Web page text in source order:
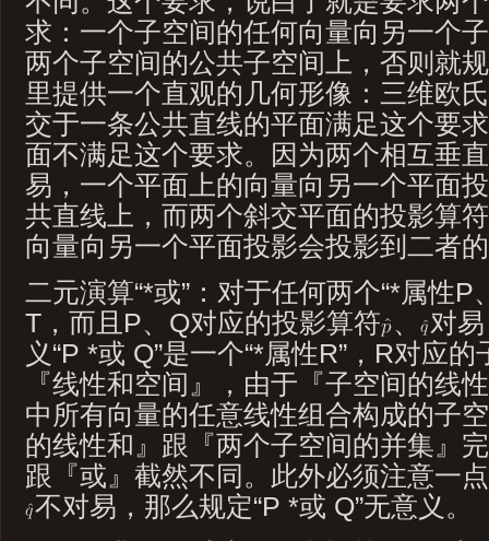
求：一个子空间的任何向量向另一个
两个子空间的公共子空间上，否则就
里提供一个直观的几何形像：三维欧
交于一条公共直线的平面满足这个要
面不满足这个要求。因为两个相互垂
易，一个平面上的向量向另一个平面
共直线上，而两个斜交平面的投影算
向量向另一个平面投影会投影到二者
二元演算“*或”：对于任何两个“*属性P
T，而且P、Q对应的投影算符 、
对
义“P *或 Q”是一个“*属性R”，R对应
『线性和空间』，由于『子空间的线
中所有向量的任意线性组合构成的子
的线性和』跟『两个子空间的并集』
跟『或』截然不同。此外必须注意一
不对易，那么规定“P *或 Q”无意义。